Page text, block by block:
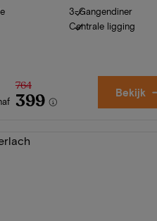
3-Gangendiner
Centrale ligging
764
399 Bekijk